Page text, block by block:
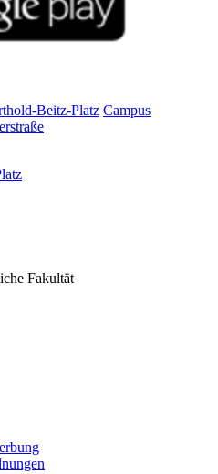
Beitz-Platz Campus
Fakultät